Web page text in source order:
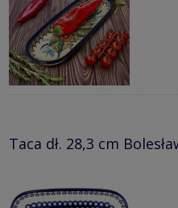
Taca dł. 28,3 cm